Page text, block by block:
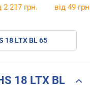
2 217 грн. від 49
18 LTX BL 65
18 LTX BL